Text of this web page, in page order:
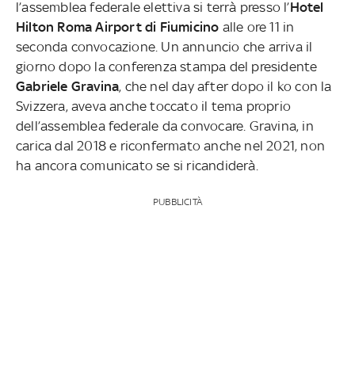
l’assemblea federale elettiva si terrà presso l’Hotel
Hilton Roma Airport di Fiumicino alle ore 11 in
seconda convocazione. Un annuncio che arriva il
giorno dopo la conferenza stampa del presidente
Gabriele Gravina, che nel day after dopo il ko con la
Svizzera, aveva anche toccato il tema proprio
dell’assemblea federale da convocare. Gravina, in
carica dal 2018 e riconfermato anche nel 2021, non
ha ancora comunicato se si ricandiderà.
PUBBLICITÀ